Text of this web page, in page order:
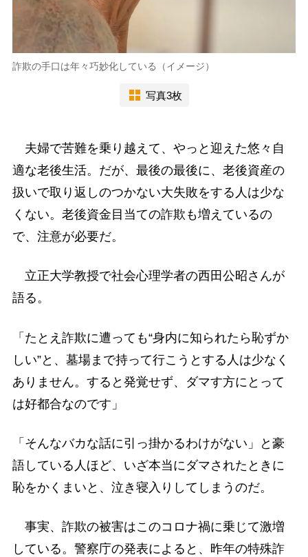
詐欺の手口は年々巧妙化している（イメージ）
写真3枚
夫婦で苦難を乗り越えて、やっと迎えた悠々自
適な老後生活。だが、最後の最後に、老後資産の
扱いで取り返しのつかない大失敗をする人は少な
くない。老後資金目当ての詐欺も増えているの
で、注意が必要だ。
立正大学教授で社会心理学者の西田公昭さんが
語る。
「たとえ詐欺に遭っても“身内に知られたら恥ずか
しい”と、墓場まで持って行こうとする人は少なく
ありません。すると発覚せず、ダマす方にとって
は好都合なのです」
「そんなバカな話に引っ掛かるわけがない」と豪
語している人ほど、いざ本当にダマされたときに
恥をかくまいと、泣き寝入りしてしまうのだ。
事実、詐欺の被害はこのコロナ禍に乗じて激増
している。警察庁の発表によると、昨年の特殊詐